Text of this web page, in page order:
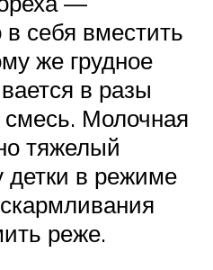
себя вместить
же грудное
в разы
Молочная
тяжелый
детки в режиме
реже.